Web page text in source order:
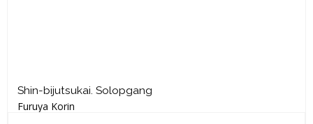
Shin-bijutsukai. Solopgang
Furuya Korin